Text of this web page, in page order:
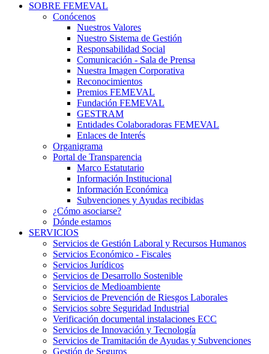
SOBRE FEMEVAL
Conócenos
Nuestros Valores
Nuestro Sistema de Gestión
Responsabilidad Social
Comunicación - Sala de Prensa
Nuestra Imagen Corporativa
Reconocimientos
Premios FEMEVAL
Fundación FEMEVAL
GESTRAM
Entidades Colaboradoras FEMEVAL
Enlaces de Interés
Organigrama
Portal de Transparencia
Marco Estatutario
Información Institucional
Información Económica
Subvenciones y Ayudas recibidas
¿Cómo asociarse?
Dónde estamos
SERVICIOS
Servicios de Gestión Laboral y Recursos Humanos
Servicios Económico - Fiscales
Servicios Jurídicos
Servicios de Desarrollo Sostenible
Servicios de Medioambiente
Servicios de Prevención de Riesgos Laborales
Servicios sobre Seguridad Industrial
Verificación documental instalaciones ECC
Servicios de Innovación y Tecnología
Servicios de Tramitación de Ayudas y Subvenciones
Gestión de Seguros